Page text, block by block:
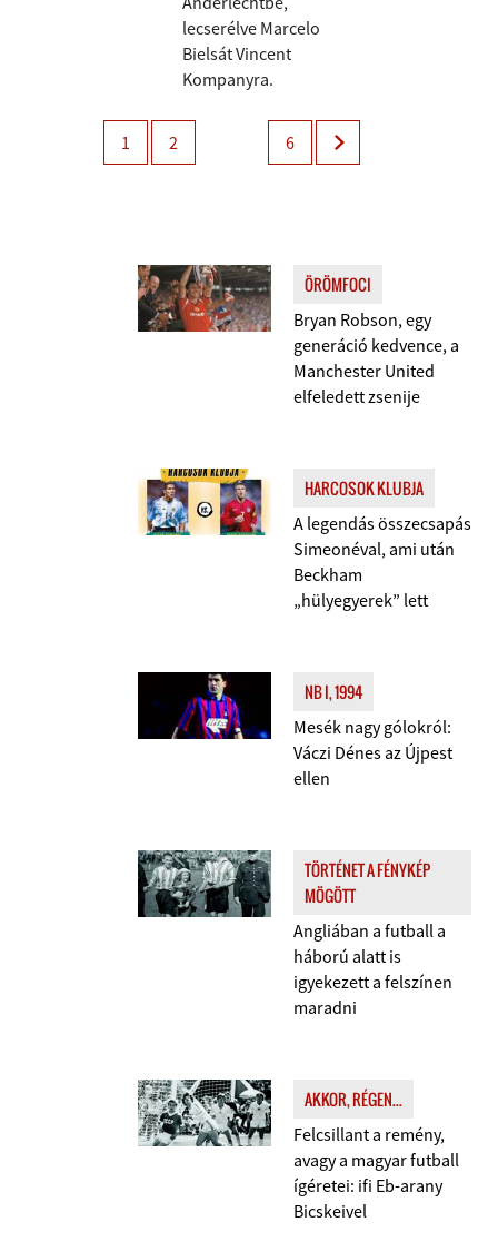
lecserélve Marcelo
Bielsát Vincent
Kompanyra.
1 2 6
ÖRÖMFOCI
Bryan Robson, egy
generáció kedvence, a
Manchester United
elfeledett zsenije
HARCOSOK KLUBJA
A legendás összecsapás
Simeonéval, ami után
Beckham
„hülyegyerek” lett
NB I, 1994
Mesék nagy gólokról:
Váczi Dénes az Újpest
ellen
TÖRTÉNET A FÉNYKÉP
MÖGÖTT
Angliában a futball a
háború alatt is
igyekezett a felszínen
maradni
AKKOR, RÉGEN...
Felcsillant a remény,
avagy a magyar futball
ígéretei: ifi Eb-arany
Bicskeivel